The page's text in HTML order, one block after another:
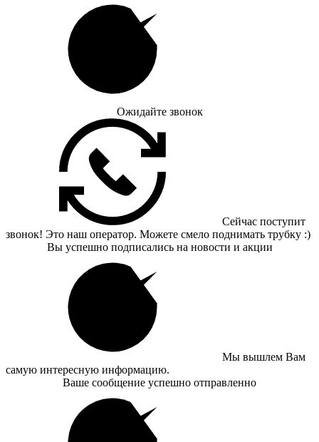
Ожидайте звонок
Сейчас поступит
звонок! Это наш оператор. Можете смело поднимать трубку :)
Вы успешно подписались на новости и акции
Мы вышлем Вам
самую интересную информацию.
Ваше сообщение успешно отправленно